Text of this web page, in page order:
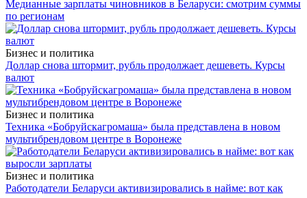
Медианные зарплаты чиновников в Беларуси: смотрим суммы
по регионам
Бизнес и политика
Доллар снова штормит, рубль продолжает дешеветь. Курсы
валют
Бизнес и политика
Техника «Бобруйскагромаша» была представлена в новом
мультибрендовом центре в Воронеже
Бизнес и политика
Работодатели Беларуси активизировались в найме: вот как